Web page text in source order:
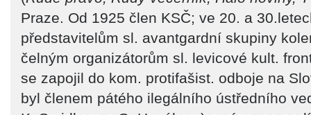
Praze. Od 1925 člen KSČ; ve 20. a
představitelům sl. avantgardní skupiny
čelným organizátorům sl. levicové kult.
se zapojil do kom. protifašist. odboje na
byl členem pátého ilegálního ústředního